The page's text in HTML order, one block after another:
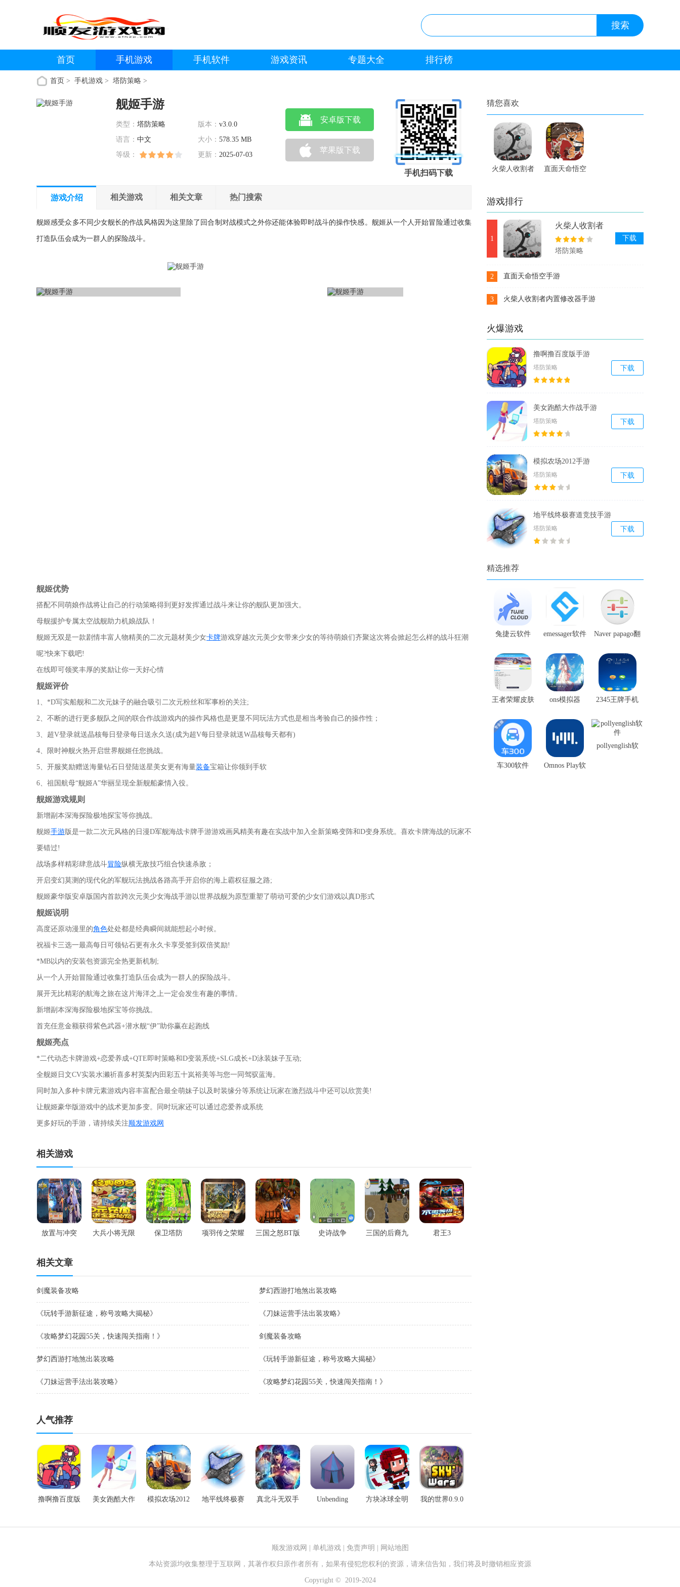
首页 手机游戏 手机软件 游戏资讯 专题大全 排行榜
首页 > 手机游戏 > 塔防策略 >
舰姬手游
类型： 塔防策略 版本： v3.0.0
语言： 中文 大小： 578.35 MB
等级：
更新： 2025-07-03
安卓版下载
苹果版下载
手机扫码下载
游戏介绍 相关游戏 相关文章 热门搜索
舰姬感受众多不同少女舰长的作战风格因为这里除了回合制对战模式之外你还能体验即时战斗的操作快感。舰姬从一个人开始冒险通过收集
打造队伍会成为一群人的探险战斗。
舰姬优势
搭配不同萌娘作战将让自己的行动策略得到更好发挥通过战斗来让你的舰队更加强大。
母舰援护专属太空战舰助力机娘战队！
舰姬无双是一款剧情丰富人物精美的二次元题材美少女卡牌游戏穿越次元美少女带来少女的等待萌娘们齐聚这次将会掀起怎么样的战斗狂潮
呢?快来下载吧!
在线即可领奖丰厚的奖励让你一天好心情
舰姬评价
1、*D写实船舰和二次元妹子的融合吸引二次元粉丝和军事粉的关注;
2、不断的进行更多舰队之间的联合作战游戏内的操作风格也是更显不同玩法方式也是相当考验自己的操作性；
3、超V登录就送晶核每日登录每日送永久送(成为超V每日登录就送W晶核每天都有)
4、限时神舰火热开启世界舰姬任您挑战。
5、开服奖励赠送海量钻石日登陆送星美女更有海量装备宝箱让你领到手软
6、祖国航母“舰姬A”华丽呈现全新舰船豪情入役。
舰姬游戏规则
新增副本深海探险极地探宝等你挑战。
舰姬手游版是一款二次元风格的日漫D军舰海战卡牌手游游戏画风精美有趣在实战中加入全新策略变阵和D变身系统。喜欢卡牌海战的玩家不
要错过!
战场多样精彩肆意战斗冒险纵横无敌技巧组合快速杀敌；
开启变幻莫测的现代化的军舰玩法挑战各路高手开启你的海上霸权征服之路;
舰姬豪华版安卓版国内首款跨次元美少女海战手游以世界战舰为原型重塑了萌动可爱的少女们游戏以真D形式
舰姬说明
高度还原动漫里的角色处处都是经典瞬间就能想起小时候。
祝福卡三选一最高每日可领钻石更有永久卡享受签到双倍奖励!
*MB以内的安装包资源完全热更新机制;
从一个人开始冒险通过收集打造队伍会成为一群人的探险战斗。
展开无比精彩的航海之旅在这片海洋之上一定会发生有趣的事情。
新增副本深海探险极地探宝等你挑战。
首充任意金额获得紫色武器+潜水舰“伊”助你赢在起跑线
舰姬亮点
*二代动态卡牌游戏+恋爱养成+QTE即时策略和D变装系统+SLG成长+D泳装妹子互动;
全舰姬日文CV实装水濑祈喜多村英梨内田彩五十岚裕美等与您一同驾驭蓝海。
同时加入多种卡牌元素游戏内容丰富配合最全萌妹子以及时装缘分等系统让玩家在激烈战斗中还可以欣赏美!
让舰姬豪华版游戏中的战术更加多变。同时玩家还可以通过恋爱养成系统
更多好玩的手游，请持续关注顺发游戏网
相关游戏
放置与冲突 大兵小将无限 保卫塔防 项羽传之荣耀 三国之怒BT版 史诗战争 三国的后裔九 君王3
相关文章
剑魔装备攻略 梦幻西游打地煞出装攻略
《玩转手游新征途，称号攻略大揭秘》 《刀妹运营手法出装攻略》
《攻略梦幻花园55关，快速闯关指南！》 剑魔装备攻略
梦幻西游打地煞出装攻略 《玩转手游新征途，称号攻略大揭秘》
《刀妹运营手法出装攻略》 《攻略梦幻花园55关，快速闯关指南！》
人气推荐
撸啊撸百度版 美女跑酷大作 模拟农场2012 地平线终极赛 真北斗无双手 Unbending 方块冰球全明 我的世界0.9.0
猜您喜欢
火柴人收割者
直面天命悟空
游戏排行
1
火柴人收割者
内置修改器手
游
塔防策略
下载
2 直面天命悟空手游
3 火柴人收割者内置修改器手游
火爆游戏
撸啊撸百度版手游
塔防策略 下载
美女跑酷大作战手游
塔防策略 下载
模拟农场2012手游
塔防策略 下载
地平线终极赛道竞技手游
塔防策略 下载
精选推荐
兔捷云软件 emessager软件
Naver papago翻
王者荣耀皮肤
ons模拟器
2345王牌手机
车300软件
Omnos Play软
pollyenglish软
顺发游戏网 单机游戏| 免责声明 网站地图
本站资源均收集整理于互联网，其著作权归原作者所有，如果有侵犯您权利的资源，请来信告知，我们将及时撤销相应资源
Copyright © 2019-2024